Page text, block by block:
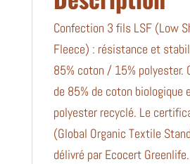
Confection 3 fils LSF (Low
Fleece) : résistance et
85% coton / 15% polyester.
de 85% de coton biologique
polyester recyclé. Le
(Global Organic Textile
délivré par Ecocert